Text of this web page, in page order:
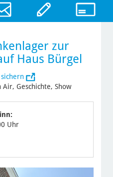
zur
Haus Bürgel
Geschichte, Show
Uhr